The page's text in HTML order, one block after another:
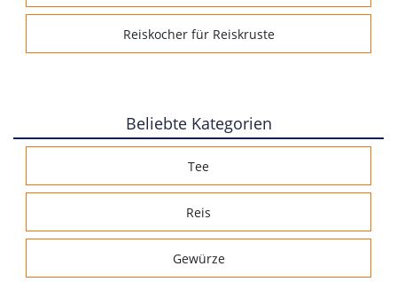
Reiskocher für Reiskruste
Beliebte Kategorien
Tee
Reis
Gewürze